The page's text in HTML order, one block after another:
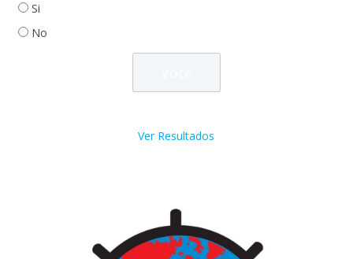
Si
No
Ver Resultados